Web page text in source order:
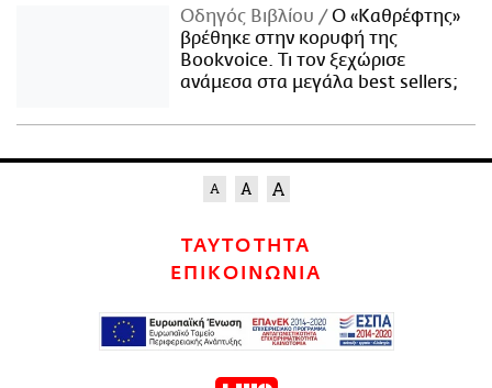
Οδηγός Βιβλίου
Ο «Καθρέφτης»
βρέθηκε στην κορυφή της
Bookvoice. Τι τον ξεχώρισε
ανάμεσα στα μεγάλα best sellers;
ΤΑΥΤΟΤΗΤΑ
ΕΠΙΚΟΙΝΩΝΙΑ